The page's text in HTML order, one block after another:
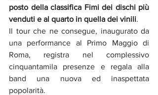
posto della classifica Fimi dei dischi più
venduti e al quarto in quella dei vinili.
Il tour che ne consegue, inaugurato da
una performance al Primo Maggio di
Roma, registra nel complessivo
cinquantamila presenze e regala alla
band una nuova ed inaspettata
popolarità.